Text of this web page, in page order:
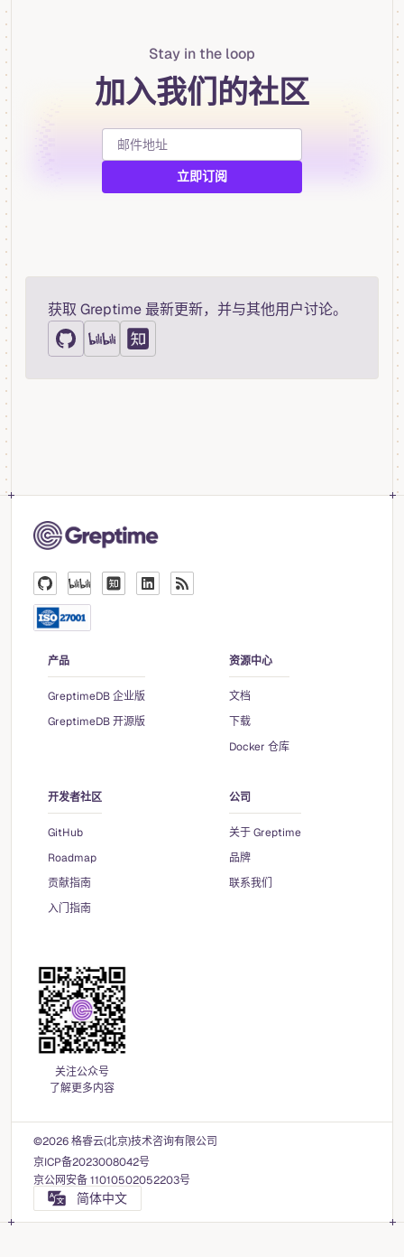
Stay in the loop
加入我们的社区
获取 Greptime 最新更新，并与其他用户讨论。
产品
GreptimeDB 企业版
GreptimeDB 开源版
资源中心
文档
下载
Docker 仓库
开发者社区
GitHub
Roadmap
贡献指南
入门指南
公司
关于 Greptime
品牌
联系我们
关注公众号
了解更多内容
©2026 格睿云(北京)技术咨询有限公司
京ICP备2023008042号
京公网安备 11010502052203号
简体中文